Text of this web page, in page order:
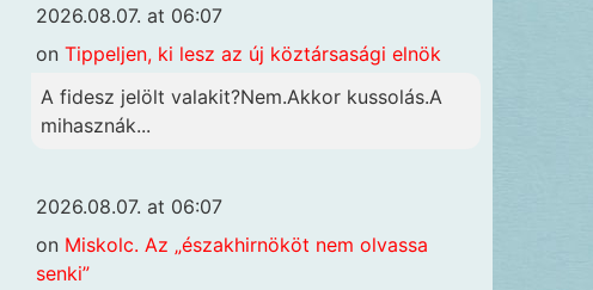
2026.08.07. at 06:07
on Tippeljen, ki lesz az új köztársasági elnök
A fidesz jelölt valakit?Nem.Akkor kussolás.A
mihasznák...
2026.08.07. at 06:07
on Miskolc. Az „északhirnököt nem olvassa
senki”